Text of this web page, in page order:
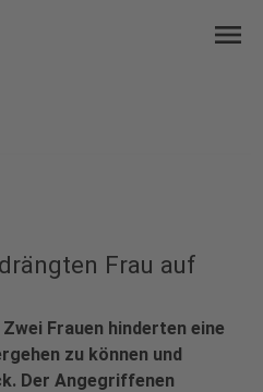
menu
Frau auf
Frauen hinderten eine
zu können und
Der Angegriffenen